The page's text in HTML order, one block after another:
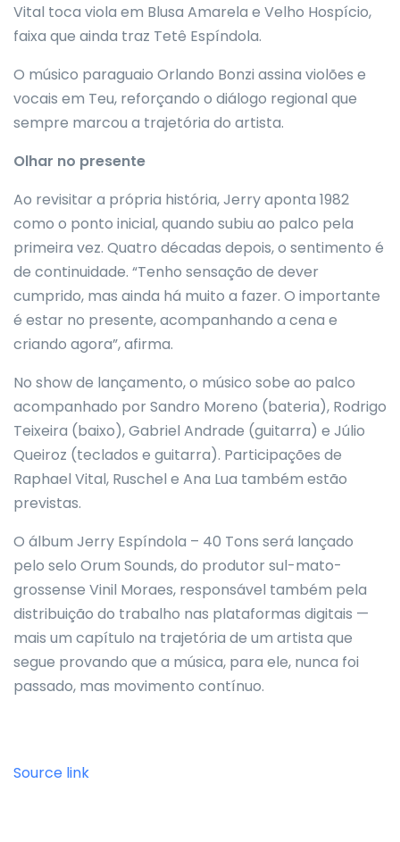
Vital toca viola em Blusa Amarela e Velho Hospício,
faixa que ainda traz Tetê Espíndola.
O músico paraguaio Orlando Bonzi assina violões e
vocais em Teu, reforçando o diálogo regional que
sempre marcou a trajetória do artista.
Olhar no presente
Ao revisitar a própria história, Jerry aponta 1982
como o ponto inicial, quando subiu ao palco pela
primeira vez. Quatro décadas depois, o sentimento é
de continuidade. “Tenho sensação de dever
cumprido, mas ainda há muito a fazer. O importante
é estar no presente, acompanhando a cena e
criando agora”, afirma.
No show de lançamento, o músico sobe ao palco
acompanhado por Sandro Moreno (bateria), Rodrigo
Teixeira (baixo), Gabriel Andrade (guitarra) e Júlio
Queiroz (teclados e guitarra). Participações de
Raphael Vital, Ruschel e Ana Lua também estão
previstas.
O álbum Jerry Espíndola – 40 Tons será lançado
pelo selo Orum Sounds, do produtor sul-mato-
grossense Vinil Moraes, responsável também pela
distribuição do trabalho nas plataformas digitais —
mais um capítulo na trajetória de um artista que
segue provando que a música, para ele, nunca foi
passado, mas movimento contínuo.
Source link